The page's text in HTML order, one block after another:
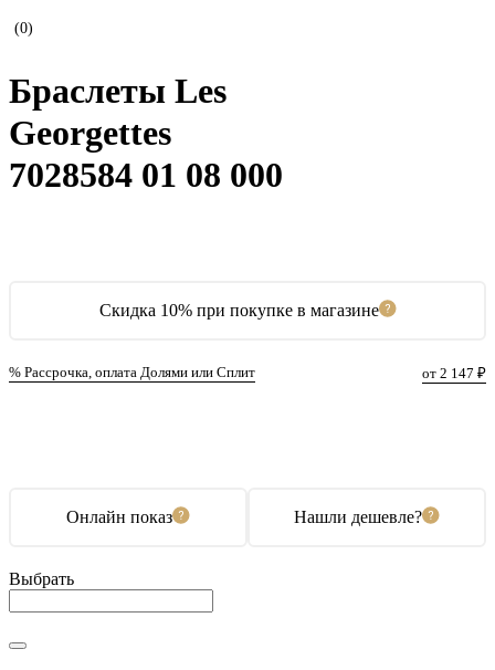
(0)
Скидка 10% при покупке в магазине
% Рассрочка, оплата Долями или Сплит от 2 147 ₽
Браслеты Les
Georgettes
7028584 01 08 000
Онлайн показ Нашли дешевле?
Выбрать